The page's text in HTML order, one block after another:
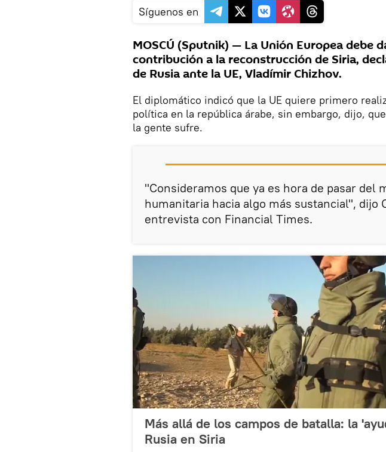
Síguenos en
MOSCÚ (Sputnik) — La Unión Europea debe
contribución a la reconstrucción de Siria,
de Rusia ante la UE, Vladímir Chizhov.
El diplomático indicó que la UE quiere primero
política en la república árabe, sin embargo, dijo,
la gente sufre.
"Consideramos que ya es hora de pasar del
humanitaria hacia algo más sustancial", dijo
entrevista con Financial Times.
Más allá de los campos de batalla: la
Rusia en Siria